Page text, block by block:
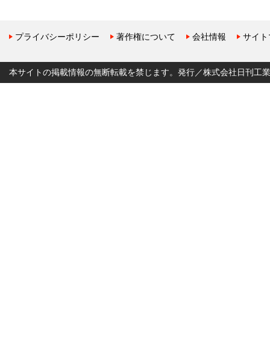
プライバシーポリシー 著作権について 会社情報 サイ
本サイトの掲載情報の無断転載を禁じます。発行／株式会社日刊